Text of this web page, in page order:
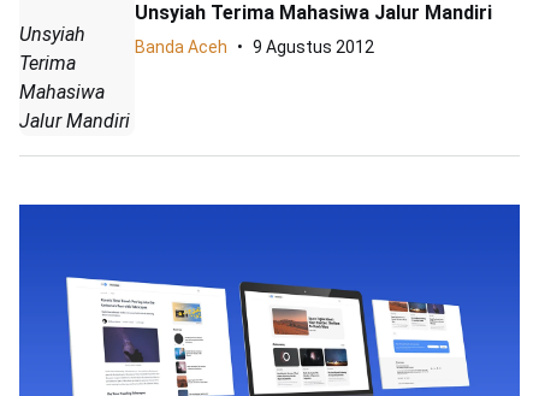
Unsyiah
Terima
Mahasiwa
Jalur Mandiri
Unsyiah Terima Mahasiwa Jalur Mandiri
Banda Aceh 9 Agustus 2012